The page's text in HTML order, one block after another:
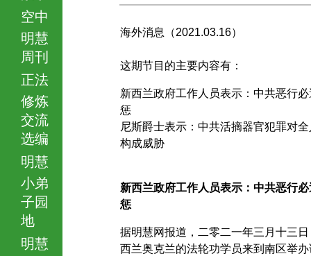
空中
明慧
周刊
正法
修炼
交流
选编
明慧
小弟
子园
地
明慧
海外消息（2021.03.16）
这期节目的主要内容有：
新西兰政府工作人员表示：中共恶行必
惩
尼斯爵士表示：中共活摘器官犯罪对
构成威胁
新西兰政府工作人员表示：中共恶行必
惩
据明慧网报道，二零二一年三月十三日
西兰奥克兰的法轮功学员来到南区举办